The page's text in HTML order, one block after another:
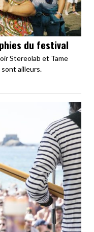
du festival
Stereolab et Tame
ailleurs.